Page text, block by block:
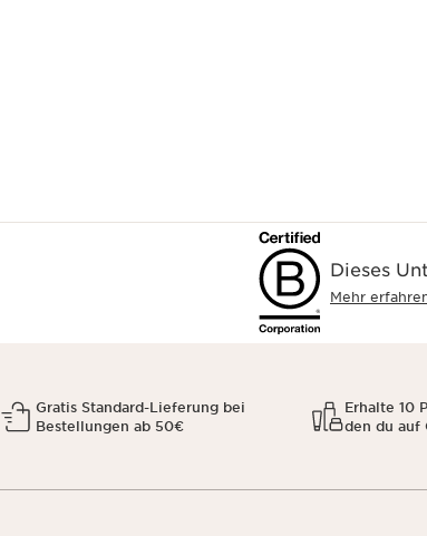
Dieses
Mehr
Gratis Standard-Lieferung bei
Bestellungen ab 50€
Erhalte 10
den du auf